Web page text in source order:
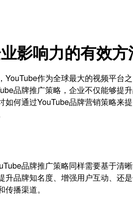
影响力的有效方
作为全球最大的视频平台之
品牌推广策略，企业不仅能够提
如何通过YouTube品牌营销策略来
品牌推广策略同样需要基于清
品牌知名度、增强用户互动、还
播渠道。